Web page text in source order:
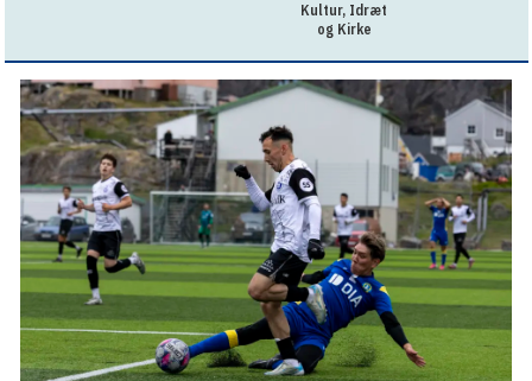
Kultur, Idræt
og Kirke